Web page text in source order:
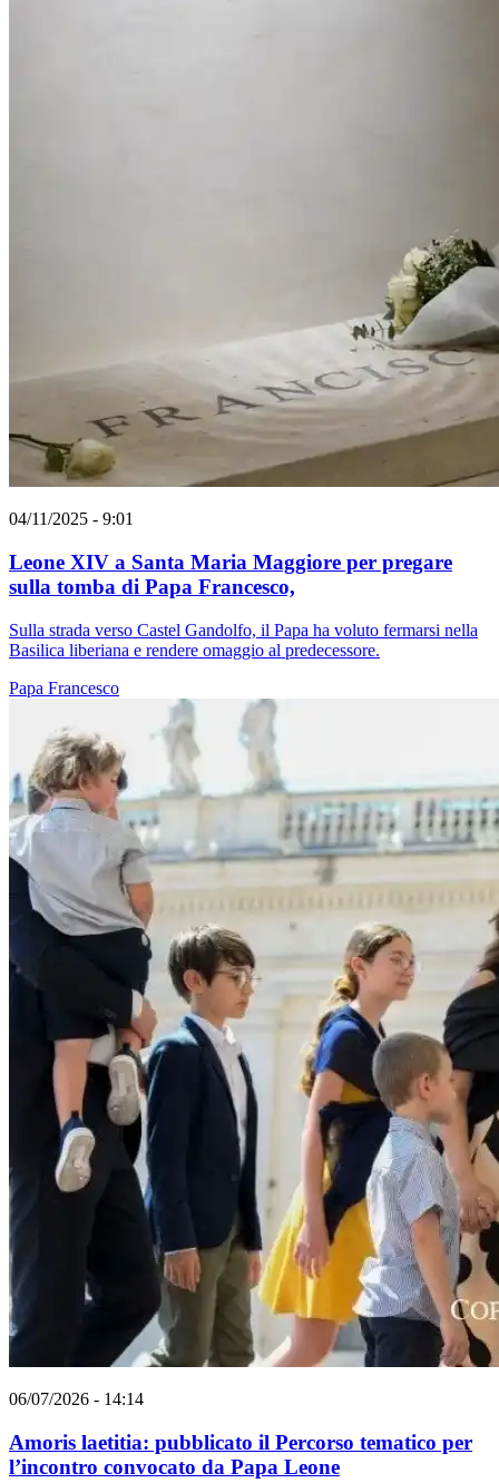
04/11/2025 - 9:01
Leone XIV a Santa Maria Maggiore per pregare
sulla tomba di Papa Francesco,
Sulla strada verso Castel Gandolfo, il Papa ha voluto fermarsi nella
Basilica liberiana e rendere omaggio al predecessore.
Papa Francesco
06/07/2026 - 14:14
Amoris laetitia: pubblicato il Percorso tematico per
l’incontro convocato da Papa Leone